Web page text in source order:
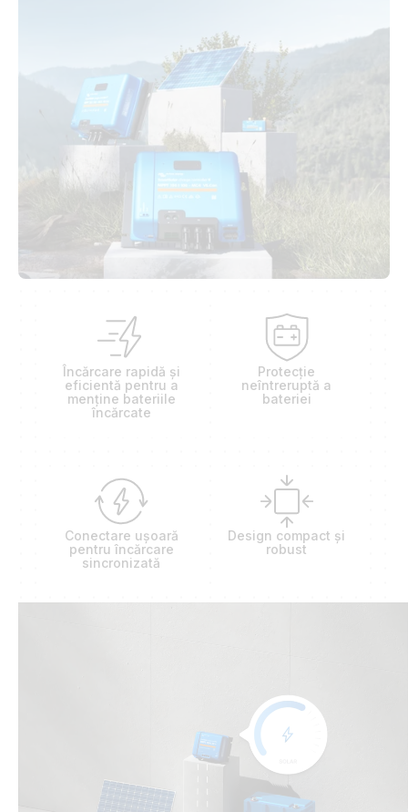
Încărcare rapidă și
eficientă pentru a
menține bateriile
încărcate
Protecție
neîntreruptă a
bateriei
Conectare ușoară
pentru încărcare
sincronizată
Design compact și
robust